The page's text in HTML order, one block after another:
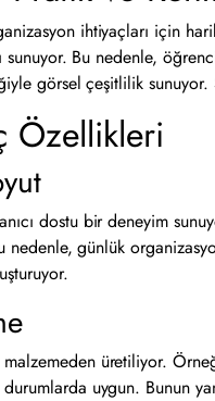
ihtiyaçları için
Bu nedenle,
görsel çeşitlilik
Özellikleri
dostu bir deneyim
nedenle, günlük
üretiliyor.
uygun. Bunun